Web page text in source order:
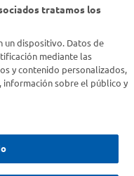
tratamos los
un dispositivo. Datos de
mediante las
y contenido personalizados,
información sobre el público y